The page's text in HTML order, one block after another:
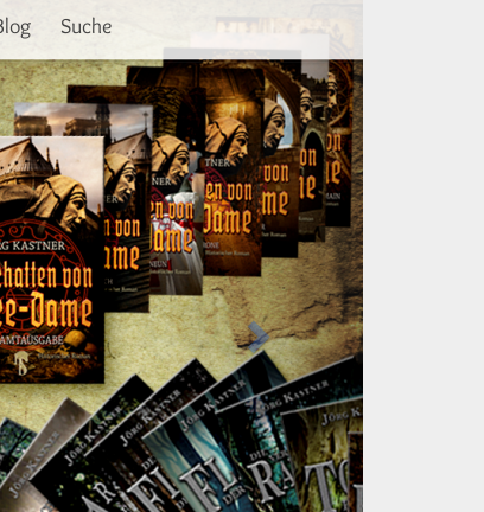
Suche Weiter